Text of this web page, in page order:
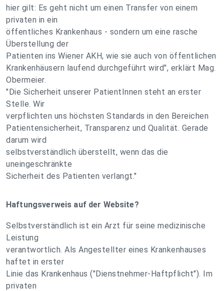
hier gilt: Es geht nicht um einen Transfer von einem
privaten in ein
öffentliches Krankenhaus - sondern um eine rasche
Überstellung der
Patienten ins Wiener AKH, wie sie auch von öffentlichen
Krankenhäusern laufend durchgeführt wird", erklärt Mag.
Obermeier.
"Die Sicherheit unserer PatientInnen steht an erster
Stelle. Wir
verpflichten uns höchsten Standards in den Bereichen
Patientensicherheit, Transparenz und Qualität. Gerade
darum wird
selbstverständlich überstellt, wenn das die
uneingeschränkte
Sicherheit des Patienten verlangt."
Haftungsverweis auf der Website?
Selbstverständlich ist ein Arzt für seine medizinische
Leistung
verantwortlich. Als Angestellter eines Krankenhauses
haftet in erster
Linie das Krankenhaus ("Dienstnehmer-Haftpflicht"). Im
privaten